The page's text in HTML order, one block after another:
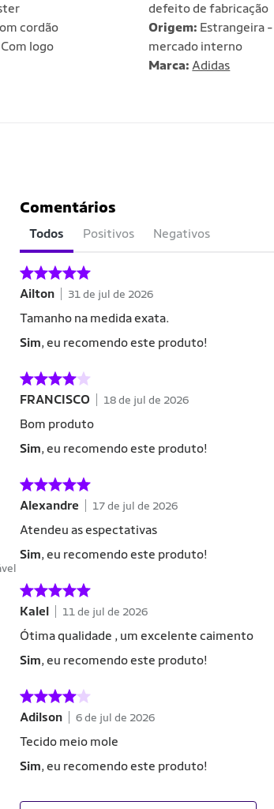
cordão
Com logo
defeito de fabricação
Origem: Estrangeira
mercado interno
Marca:Adidas
Comentários
Todos Positivos Negativos
Ailton 31 de jul de 2026
Tamanho na medida exata.
Sim, eu recomendo este produto!
FRANCISCO 18 de jul de 2026
Bom produto
Sim, eu recomendo este produto!
Alexandre 17 de jul de 2026
Atendeu as espectativas
Sim, eu recomendo este produto!
Kalel 11 de jul de 2026
Ótima qualidade , um excelente caimento
Sim, eu recomendo este produto!
Adilson 6 de jul de 2026
Tecido meio mole
Sim, eu recomendo este produto!